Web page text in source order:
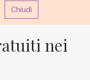
Chiudi
nei